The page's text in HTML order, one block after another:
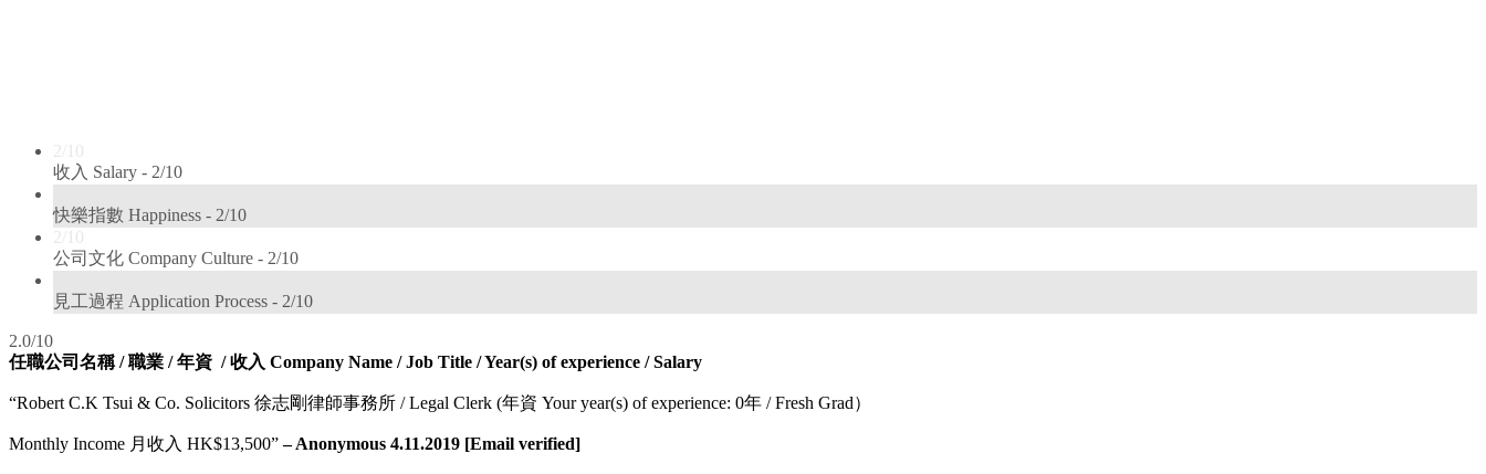
2/10
收入 Salary - 2/10
快樂指數 Happiness - 2/10
2/10
公司文化 Company Culture - 2/10
見工過程 Application Process - 2/10
2.0/10
任職公司名稱 /職業 / 年資 / 收入 Company Name /Job Title / Year(s) of experience / Salary
“Robert C.K Tsui & Co. Solicitors 徐志剛律師事務所 / Legal Clerk (年資 Your year(s) of experience: 0年 / Fresh Grad）
Monthly Income 月收入 HK$13,500”– Anonymous 4.11.2019 [Email verified]